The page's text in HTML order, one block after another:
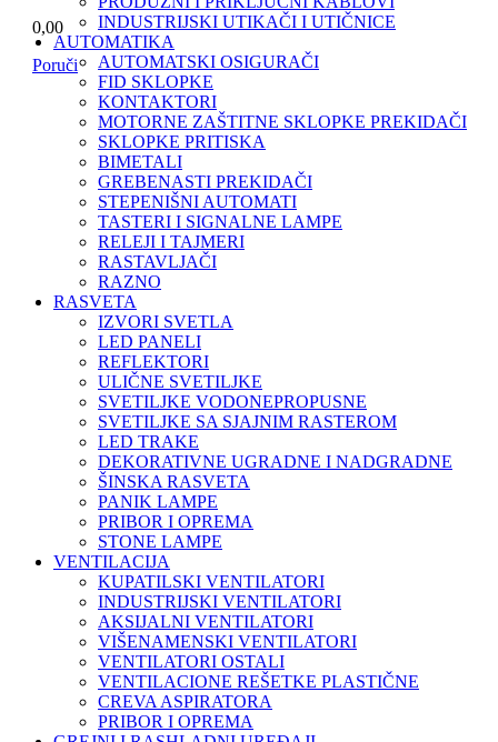
0,00
Poruči
INDUSTRIJSKI UTIKAČI I UTIČNICE
AUTOMATIKA
AUTOMATSKI OSIGURAČI
FID SKLOPKE
KONTAKTORI
MOTORNE ZAŠTITNE SKLOPKE PREKIDAČI
SKLOPKE PRITISKA
BIMETALI
GREBENASTI PREKIDAČI
STEPENIŠNI AUTOMATI
TASTERI I SIGNALNE LAMPE
RELEJI I TAJMERI
RASTAVLJAČI
RAZNO
RASVETA
IZVORI SVETLA
LED PANELI
REFLEKTORI
ULIČNE SVETILJKE
SVETILJKE VODONEPROPUSNE
SVETILJKE SA SJAJNIM RASTEROM
LED TRAKE
DEKORATIVNE UGRADNE I NADGRADNE
ŠINSKA RASVETA
PANIK LAMPE
PRIBOR I OPREMA
STONE LAMPE
VENTILACIJA
KUPATILSKI VENTILATORI
INDUSTRIJSKI VENTILATORI
AKSIJALNI VENTILATORI
VIŠENAMENSKI VENTILATORI
VENTILATORI OSTALI
VENTILACIONE REŠETKE PLASTIČNE
CREVA ASPIRATORA
PRIBOR I OPREMA